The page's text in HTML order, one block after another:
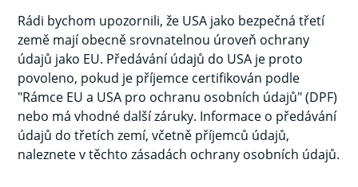
Rádi bychom upozornili, že USA jako bezpečná třetí
země mají obecně srovnatelnou úroveň ochrany
údajů jako EU. Předávání údajů do USA je proto
povoleno, pokud je příjemce certifikován podle
"Rámce EU a USA pro ochranu osobních údajů" (DPF)
nebo má vhodné další záruky. Informace o předávání
údajů do třetích zemí, včetně příjemců údajů,
naleznete v těchto zásadách ochrany osobních údajů.